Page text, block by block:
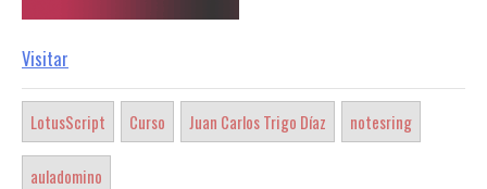
Visitar
LotusScript Curso Juan Carlos Trigo Díaz notesring
auladomino